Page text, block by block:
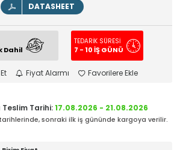
DATASHEET
Dahil
TEDARİK SÜRESİ
7 - 10 İŞ GÜNÜ
Fiyat Alarmı Favorilere Ekle
Tarihi:17.08.2026 - 21.08.2026
sonraki ilk iş gününde kargoya verilir.